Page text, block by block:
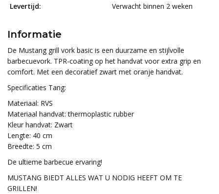
Levertijd:
Verwacht binnen 2 weken
Informatie
De Mustang grill vork basic is een duurzame en stijlvolle
barbecuevork. TPR-coating op het handvat voor extra grip en
comfort. Met een decoratief zwart met oranje handvat.
Specificaties Tang:
Materiaal: RVS
Materiaal handvat: thermoplastic rubber
Kleur handvat: Zwart
Lengte: 40 cm
Breedte: 5 cm
De ultieme barbecue ervaring!
MUSTANG BIEDT ALLES WAT U NODIG HEEFT OM TE
GRILLEN!